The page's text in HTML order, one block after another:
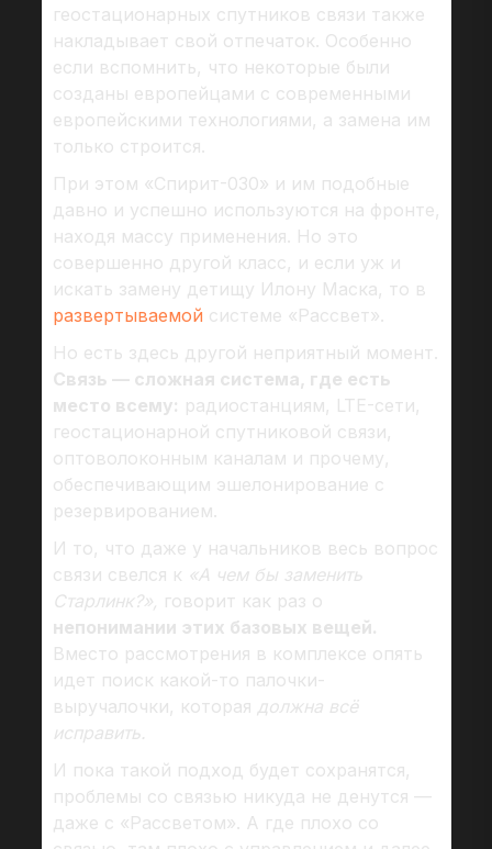
геостационарных спутников связи также
накладывает свой отпечаток. Особенно
если вспомнить, что некоторые были
созданы европейцами с современными
европейскими технологиями, а замена им
только строится.
При этом «Спирит-030» и им подобные
давно и успешно используются на фронте,
находя массу применения. Но это
совершенно другой класс, и если уж и
искать замену детищу Илону Маска, то в
развертываемой системе «Рассвет».
Но есть здесь другой неприятный момент.
Связь — сложная система, где есть
место всему: радиостанциям, LTE-сети,
геостационарной спутниковой связи,
оптоволоконным каналам и прочему,
обеспечивающим эшелонирование с
резервированием.
И то, что даже у начальников весь вопрос
связи свелся к «А чем бы заменить
Старлинк?», говорит как раз о
непонимании этих базовых вещей.
Вместо рассмотрения в комплексе опять
идет поиск какой-то палочки-
выручалочки, которая должна всё
исправить.
И пока такой подход будет сохранятся,
проблемы со связью никуда не денутся —
даже с «Рассветом». А где плохо со